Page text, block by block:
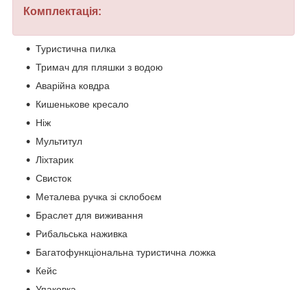
Комплектація:
Туристична пилка
Тримач для пляшки з водою
Аварійна ковдра
Кишенькове кресало
Ніж
Мультитул
Ліхтарик
Свисток
Металева ручка зі склобоєм
Браслет для виживання
Рибальська наживка
Багатофункціональна туристична ложка
Кейс